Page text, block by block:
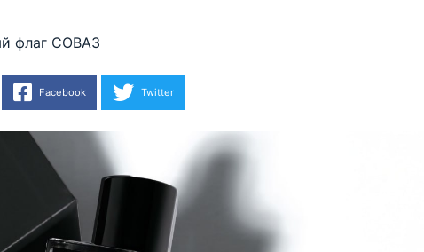
флаг СОВАЗ
Facebook Twitter